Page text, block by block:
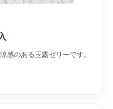
感のある玉露ゼリーです。